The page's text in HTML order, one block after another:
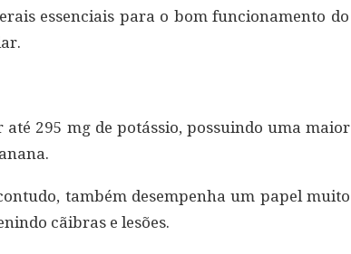
essenciais para o bom funcionamento do
295 mg de potássio, possuindo uma maior
também desempenha um papel muito
cãibras e lesões.